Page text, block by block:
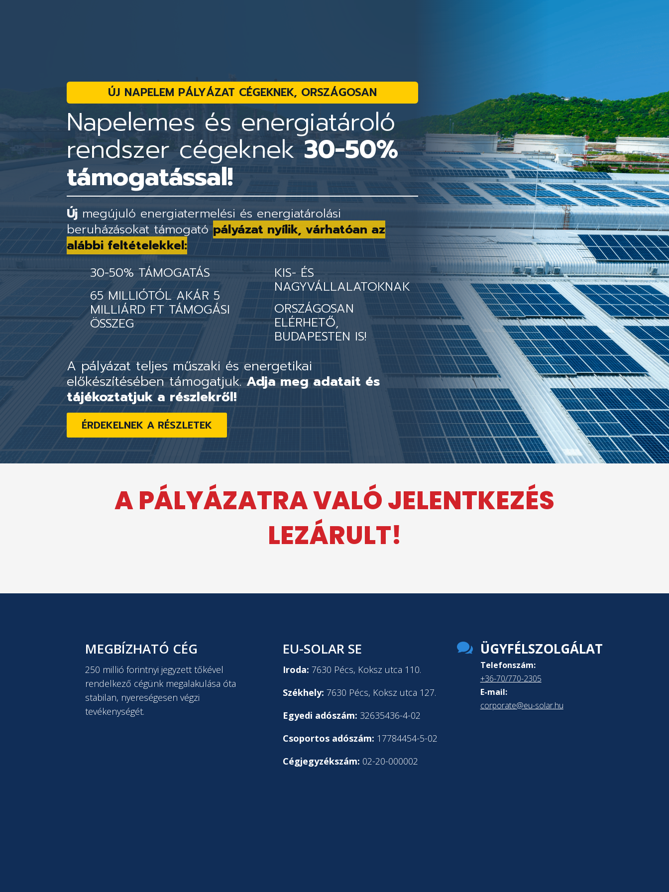
ÚJ NAPELEM PÁLYÁZAT CÉGEKNEK, ORSZÁGOSAN
Napelemes és energiatároló
rendszer cégeknek30-50%
támogatással!
Új megújuló energiatermelési és energiatárolási
beruházásokat támogató pályázat nyílik, várhatóan az
alábbi feltételekkel:
30-50% TÁMOGATÁS
65 MILLIÓTÓL AKÁR 5
MILLIÁRD FT TÁMOGÁSI
ÖSSZEG
KIS- ÉS
NAGYVÁLLALATOKNAK
ORSZÁGOSAN
ELÉRHETŐ,
BUDAPESTEN IS!
A pályázat teljes műszaki és energetikai
előkészítésében támogatjuk.Adja meg adatait és
tájékoztatjuk a részlekről!
ÉRDEKELNEK A RÉSZLETEK
A PÁLYÁZATRA VALÓ JELENTKEZÉS
LEZÁRULT!
MEGBÍZHATÓ CÉG
250 millió forintnyi jegyzett tőkével
rendelkező cégünk megalakulása óta
stabilan, nyereségesen végzi
tevékenységét.
EU-SOLAR SE
Iroda: 7630 Pécs, Koksz utca 110.
Székhely: 7630 Pécs, Koksz utca 127.
Egyedi adószám: 32635436-4-02
Csoportos adószám: 17784454-5-02
Cégjegyzékszám: 02-20-000002
 ÜGYFÉLSZOLGÁLAT
Telefonszám:
+36-70/770-2305
E-mail:
corporate@eu-solar.hu